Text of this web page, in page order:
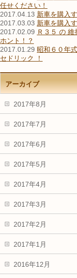
任せください！
2017.04.13 新車を購入
2017.03.03 新車を購入
2017.02.09 Ｒ３５ の
ホント！？
2017.01.29 昭和６０年
セドリック ！
アーカイブ
2017年8月
2017年7月
2017年6月
2017年5月
2017年4月
2017年3月
2017年2月
2017年1月
2016年12月